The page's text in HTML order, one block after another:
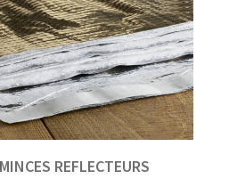
REFLECTEURS